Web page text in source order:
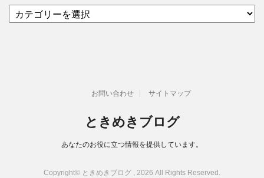
ブ
テ
お問い合わせ サイトマップ
ときめきブログ
あなたのお役に立つ情報を提供しています。
Copyright© ときめきブログ , 2026 All Rights Reserved.